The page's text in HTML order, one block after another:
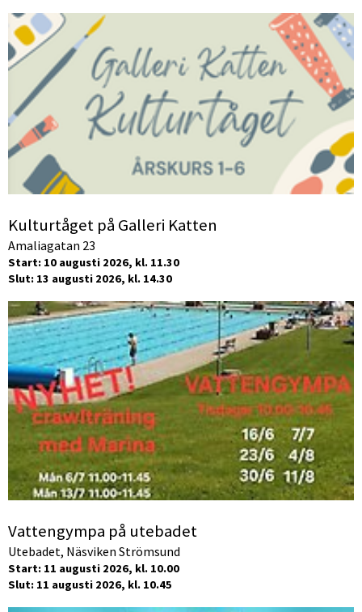
Kulturtåget på Galleri Katten
Amaliagatan 23
Start: 10 augusti 2026, kl. 11.30
Slut: 13 augusti 2026, kl. 14.30
Vattengympa på utebadet
Utebadet, Näsviken Strömsund
Start: 11 augusti 2026, kl. 10.00
Slut: 11 augusti 2026, kl. 10.45